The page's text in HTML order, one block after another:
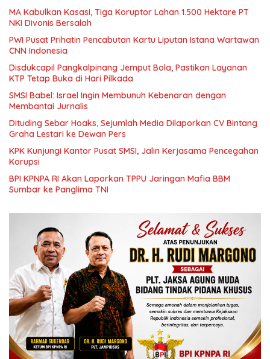
MA Kabulkan Kasasi, Tiga Koruptor Lahan 1.500 Hektare PT
NKI Divonis Bersalah
PWI Pusat Prihatin Pencabutan Kartu Liputan Istana Wartawan
Disdukcapil Pangkalpinang Jemput Bola, Pastikan Layanan
KTP Tetap Buka di Hari Pilkada
SMSI Babel: Israel Ingin Membunuh Kebenaran dengan
Dituding Sebar Hoaks, Sejumlah Media Dilaporkan CV Bintang
KPK Kunjungi Kantor Pusat SMSI, Jalin Kerjasama Pencegahan
BPI KPNPA RI Akan Laporkan TPPU Jaringan Mafia BBM